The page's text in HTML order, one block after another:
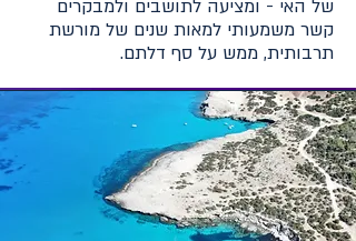
של האי - ומציעה לתושבים ולמבקרים
קשר משמעותי למאות שנים של מורשת
תרבותית, ממש על סף דלתם.